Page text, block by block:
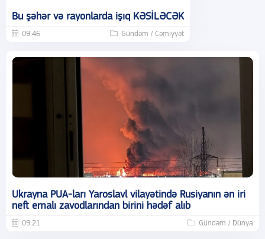
Bu şəhər və rayonlarda işıq KƏSİLƏCƏK
09:46 Gündəm / Cəmiyyət
Ukrayna PUA-ları Yaroslavl vilayətində Rusiyanın ən iri
neft emalı zavodlarından birini hədəf alıb
09:21 Gündəm / Dünya